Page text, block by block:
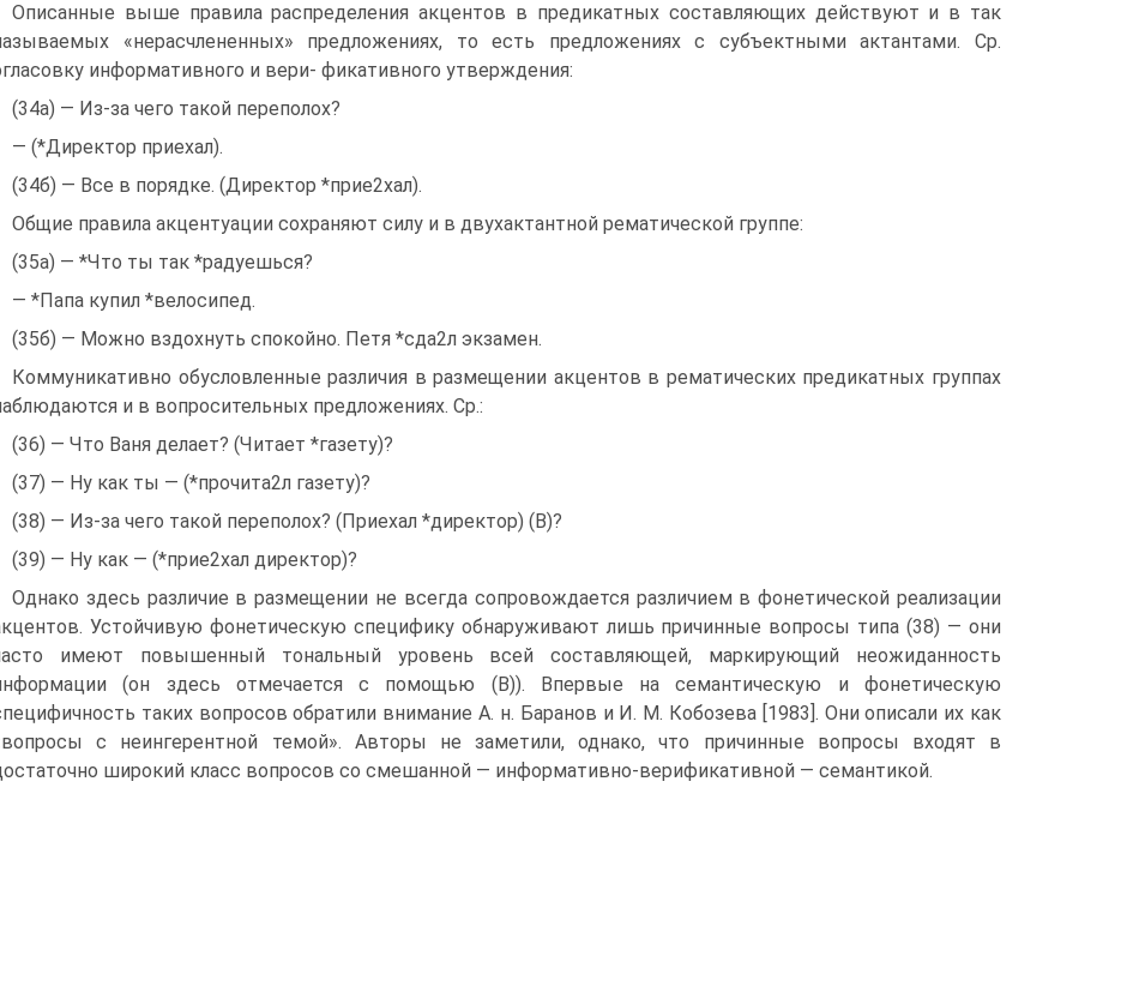
Описанные выше правила распределения акцентов в предикатных составляющих действуют и в так
«нерасчлененных» предложениях, то есть предложениях с субъектными актантами. Ср.
информативного и вери- фикативного утверждения:
(34а) — Из-за чего такой переполох?
— (*Директор приехал).
(34б) — Все в порядке. (Директор *прие2хал).
Общие правила акцентуации сохраняют силу и в двухактантной рематической группе:
(35а) — *Что ты так *радуешься?
— *Папа купил *велосипед.
(35б) — Можно вздохнуть спокойно. Петя *сда2л экзамен.
Коммуникативно обусловленные различия в размещении акцентов в рематических предикатных группах
и в вопросительных предложениях. Ср.:
(36) — Что Ваня делает? (Читает *газету)?
(37) — Ну как ты — (*прочита2л газету)?
(38) — Из-за чего такой переполох? (Приехал *директор) (В)?
(39) — Ну как — (*прие2хал директор)?
Однако здесь различие в размещении не всегда сопровождается различием в фонетической реализации
Устойчивую фонетическую специфику обнаруживают лишь причинные вопросы типа (38) — они
имеют повышенный тональный уровень всей составляющей, маркирующий неожиданность
(он здесь отмечается с помощью (В)). Впервые на семантическую и фонетическую
таких вопросов обратили внимание А. н. Баранов и И. М. Кобозева [1983]. Они описали их как
с неингерентной темой». Авторы не заметили, однако, что причинные вопросы входят в
широкий класс вопросов со смешанной — информативно-верификативной — семантикой.